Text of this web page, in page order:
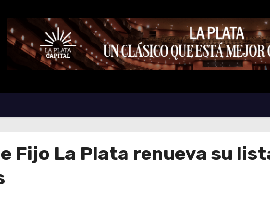
Fijo La Plata renueva su